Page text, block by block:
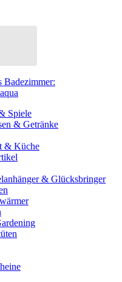
Badezimmer:
Spiele
& Getränke
& Küche
& Glücksbringer